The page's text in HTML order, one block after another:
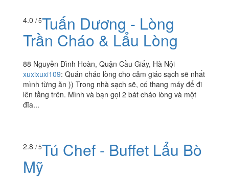
4.0/ 5Tuấn Dương - Lòng
Trần Cháo & Lẩu Lòng
88 Nguyễn Đình Hoàn, Quận Cầu Giấy, Hà Nội
lên tầng trên. Mình và bạn gọi 2 bát cháo lòng và một
đĩa...